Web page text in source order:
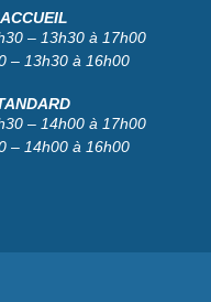
– 13h30 à 17h00
– 13h30 à 16h00
– 14h00 à 17h00
– 14h00 à 16h00